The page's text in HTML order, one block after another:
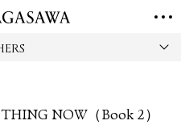
NOW（Book 2）